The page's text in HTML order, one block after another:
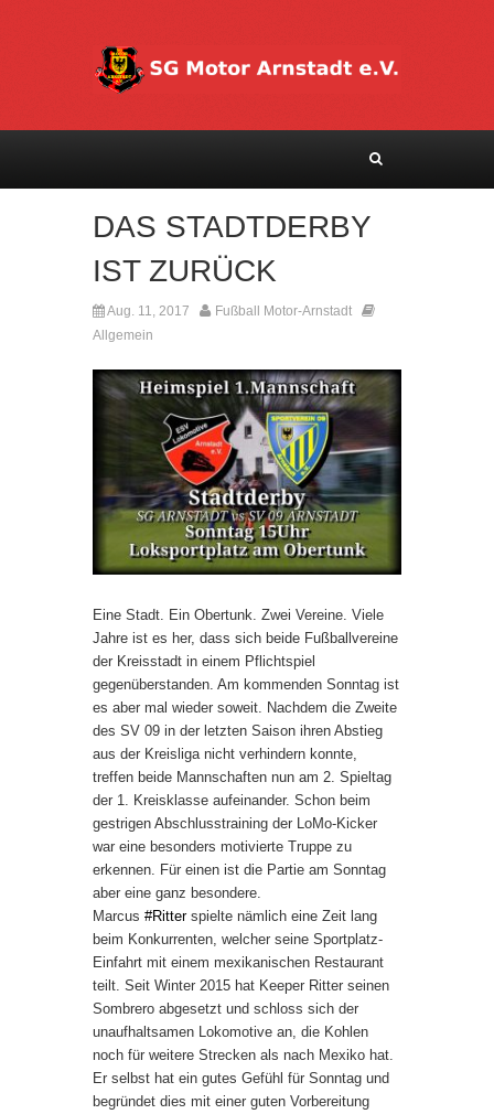
DAS STADTDERBY
IST ZURÜCK
Aug. 11, 2017
Fußball Motor-Arnstadt
Allgemein
Eine Stadt. Ein Obertunk. Zwei Vereine. Viele
Jahre ist es her, dass sich beide Fußballvereine
der Kreisstadt in einem Pflichtspiel
gegenüberstanden. Am kommenden Sonntag ist
es aber mal wieder soweit. Nachdem die Zweite
des SV 09 in der letzten Saison ihren Abstieg
aus der Kreisliga nicht verhindern konnte,
treffen beide Mannschaften nun am 2. Spieltag
der 1. Kreisklasse aufeinander. Schon beim
gestrigen Abschlusstraining der LoMo-Kicker
war eine besonders motivierte Truppe zu
erkennen. Für einen ist die Partie am Sonntag
aber eine ganz besondere.
Marcus #Ritterspielte nämlich eine Zeit lang
beim Konkurrenten, welcher seine Sportplatz-
Einfahrt mit einem mexikanischen Restaurant
teilt. Seit Winter 2015 hat Keeper Ritter seinen
Sombrero abgesetzt und schloss sich der
unaufhaltsamen Lokomotive an, die Kohlen
noch für weitere Strecken als nach Mexiko hat.
Er selbst hat ein gutes Gefühl für Sonntag und
begründet dies mit einer guten Vorbereitung